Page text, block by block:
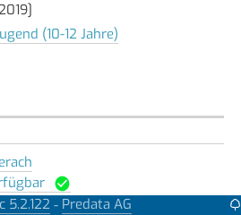
(10-12 Jahre)
5.2.122 - Predata AG